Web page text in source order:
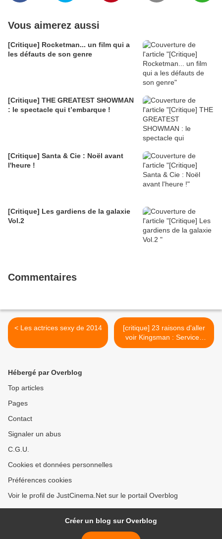
Vous aimerez aussi
[Critique] Rocketman... un film qui a
les défauts de son genre
[Critique] THE GREATEST SHOWMAN
: le spectacle qui t’embarque !
[Critique] Santa & Cie : Noël avant
l'heure !
[Critique] Les gardiens de la galaxie
Vol.2
Commentaires
< Les actrices sexy de 2014
[critique] 23 raisons d'aller
voir Kingsman : Services
secrets >
Hébergé par Overblog
Top articles
Pages
Contact
Signaler un abus
C.G.U.
Cookies et données personnelles
Préférences cookies
Voir le profil de JustCinema.Net sur le portail Overblog
Créer un blog sur Overblog